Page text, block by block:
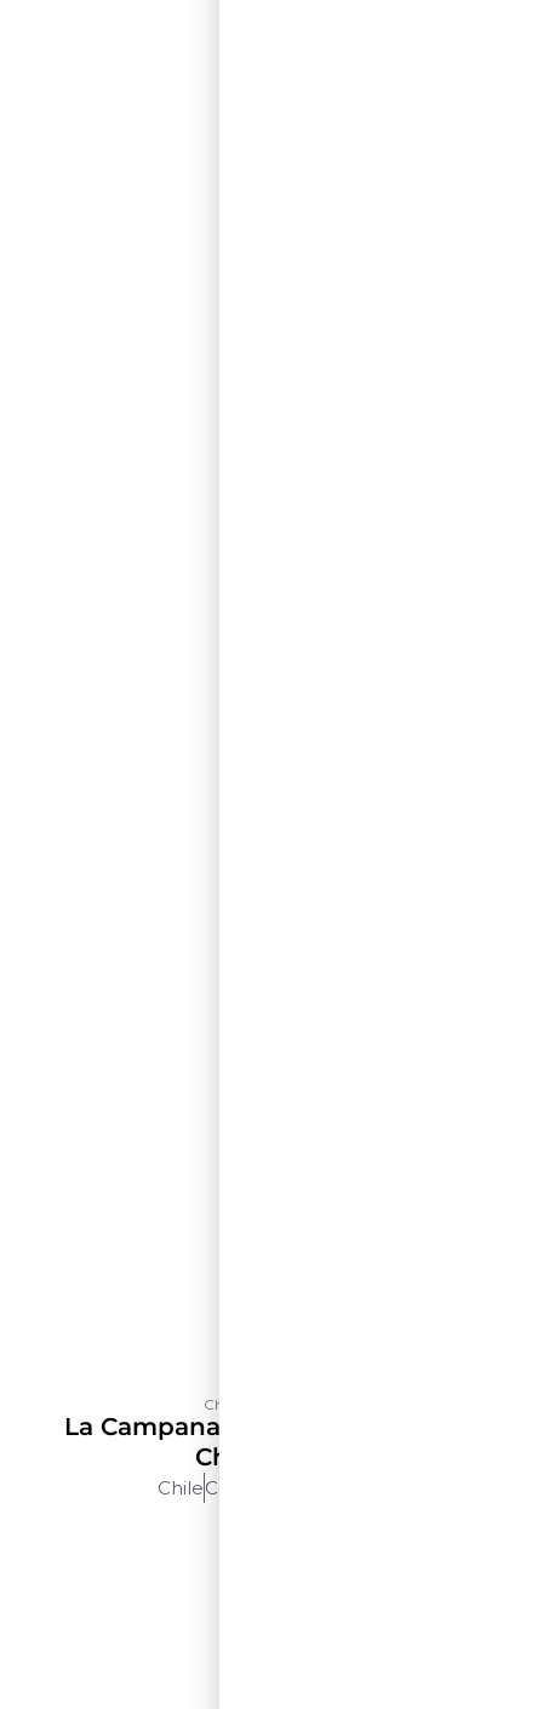
Château Los Boldos
La Campana Selección De Terroir
Chardonnay
ChileCachapoal